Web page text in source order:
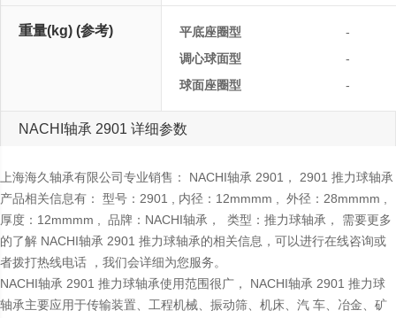
重量(kg) (参考) 平底座圈型
-
调心球面型
-
球面座圈型
-
NACHI轴承 2901 详细参数
上海海久轴承有限公司专业销售： NACHI轴承 2901， 2901 推力球轴承
产品相关信息有： 型号：2901 , 内径：12mmmm , 外径：28mmmm ,
厚度：12mmmm , 品牌：NACHI轴承， 类型：推力球轴承， 需要更多
的了解 NACHI轴承 2901 推力球轴承的相关信息，可以进行在线咨询或
者拨打热线电话 ，我们会详细为您服务。
NACHI轴承 2901 推力球轴承使用范围很广， NACHI轴承 2901 推力球
轴承主要应用于传输装置、工程机械、振动筛、机床、汽 车、冶金、矿